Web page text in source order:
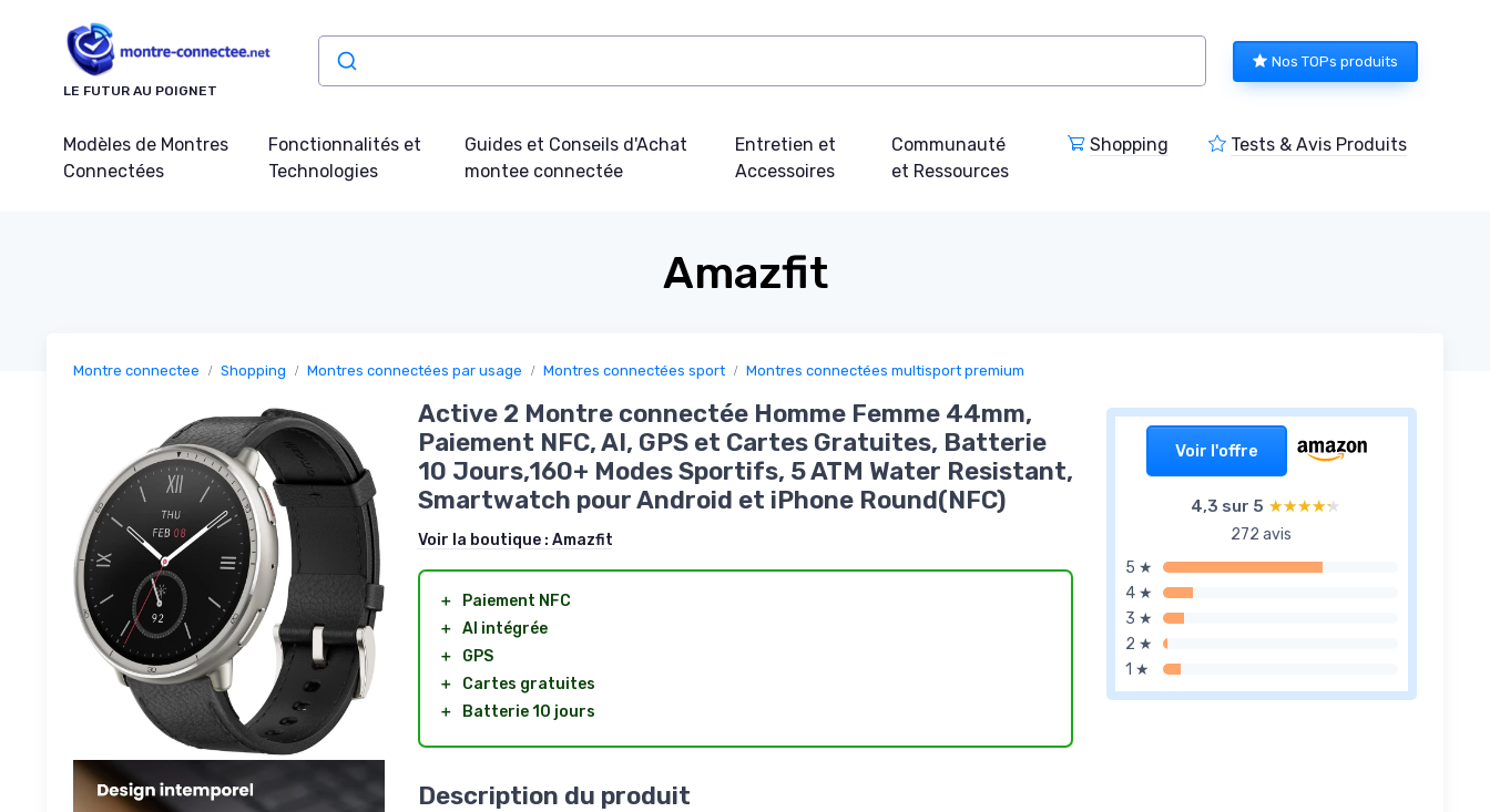
LE FUTUR AU POIGNET
Nos TOPs produits
Modèles de Montres
Connectées
Fonctionnalités et
Technologies
Guides et Conseils d'Achat
montee connectée
Entretien et
Accessoires
Communauté
et Ressources
Shopping Tests & Avis Produits
Amazfit
Montre connectee Shopping Montres connectées par usage Montres connectées sport Montres connectées multisport premium
Voir l'offre
4,3 sur 5 ★★★★★
★★★★★
272 avis
5 ★
4 ★
3 ★
2 ★
1 ★
Active 2 Montre connectée Homme Femme 44mm,
Paiement NFC, AI, GPS et Cartes Gratuites, Batterie
10 Jours,160+ Modes Sportifs, 5 ATM Water Resistant,
Smartwatch pour Android et iPhone Round(NFC)
Voir la boutique : Amazfit
＋
Paiement NFC
＋ AI intégrée
＋
GPS
＋
Cartes gratuites
＋
Batterie 10 jours
Description du produit